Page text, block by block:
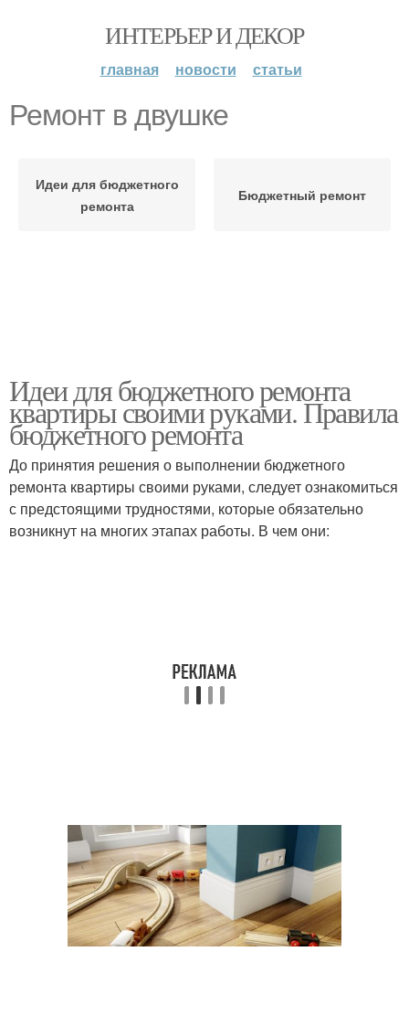
ИНТЕРЬЕР И ДЕКОР
главная новости статьи
Ремонт в двушке
Идеи для бюджетного
ремонта
Бюджетный ремонт
Идеи для бюджетного ремонта
квартиры своими руками. Правила
бюджетного ремонта
До принятия решения о выполнении бюджетного
ремонта квартиры своими руками, следует ознакомиться
с предстоящими трудностями, которые обязательно
возникнут на многих этапах работы. В чем они: